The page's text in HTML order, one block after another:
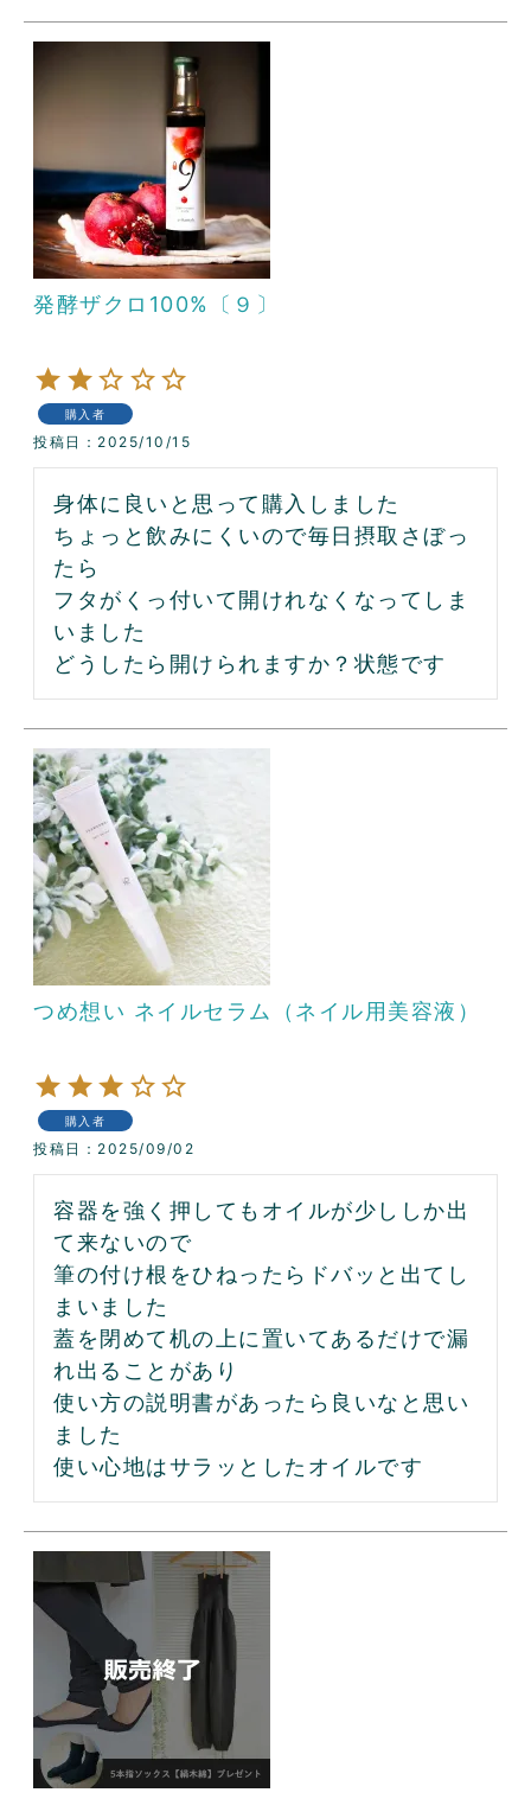
発酵ザクロ100%〔９〕
購入者
投稿日 2025/10/15
身体に良いと思って購入しました
ちょっと飲みにくいので毎日摂取さぼっ
たら
フタがくっ付いて開けれなくなってしま
いました
どうしたら開けられますか？状態です
つめ想い ネイルセラム（ネイル用美容液）
購入者
投稿日 2025/09/02
容器を強く押してもオイルが少ししか出
て来ないので
筆の付け根をひねったらドバッと出てし
まいました
蓋を閉めて机の上に置いてあるだけで漏
れ出ることがあり
使い方の説明書があったら良いなと思い
ました
使い心地はサラッとしたオイルです